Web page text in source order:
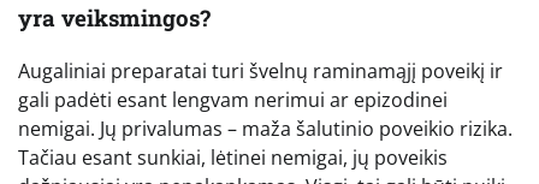
yra veiksmingos?
Augaliniai preparatai turi švelnų raminamąjį poveikį ir
gali padėti esant lengvam nerimui ar epizodinei
nemigai. Jų privalumas – maža šalutinio poveikio rizika.
Tačiau esant sunkiai, lėtinei nemigai, jų poveikis